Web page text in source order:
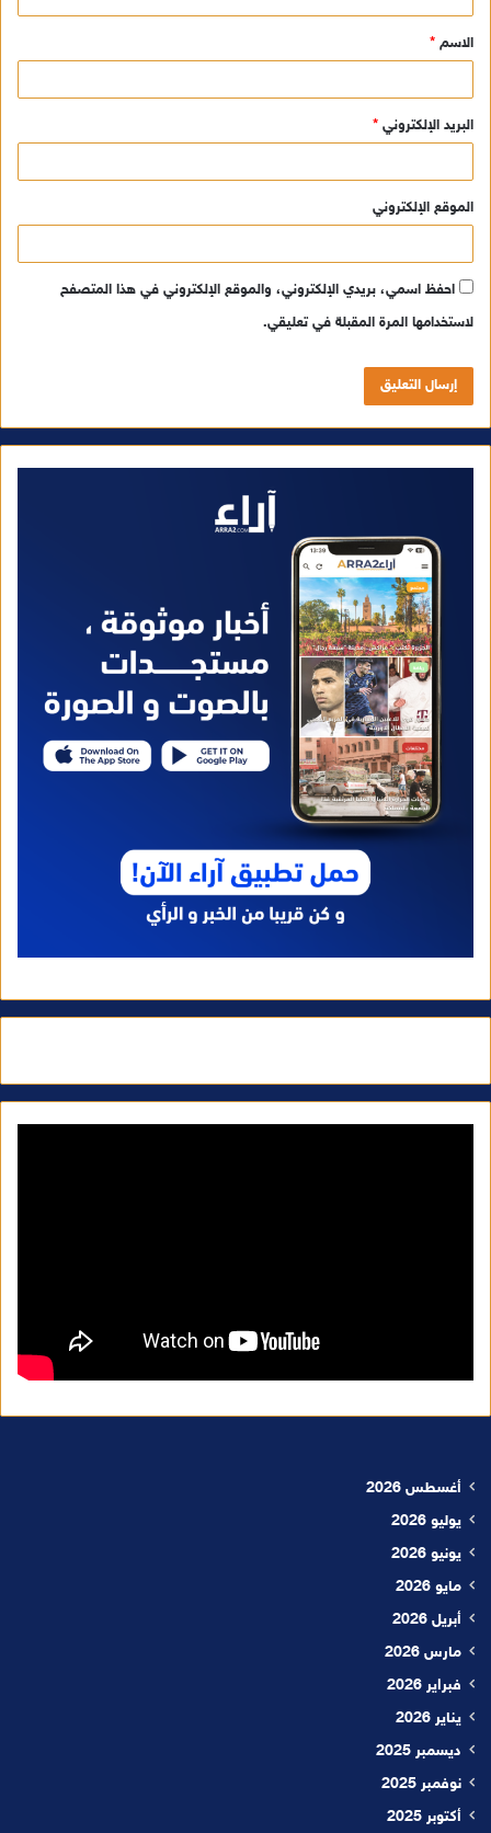
ق
*
الاسم *
البريد الإلكتروني *
الموقع الإلكتروني
احفظ اسمي، بريدي الإلكتروني، والموقع الإلكتروني في هذا المتصفح
لاستخدامها المرة المقبلة في تعليقي.
أغسطس 2026
يوليو 2026
يونيو 2026
مايو 2026
أبريل 2026
مارس 2026
فبراير 2026
يناير 2026
ديسمبر 2025
نوفمبر 2025
أكتوبر 2025